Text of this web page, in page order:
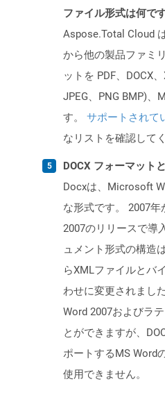
ファイル形式は何で
Aspose.Total Cloud
から他の製品ファミ
ットを PDF、DOCX、
JPEG、PNG BMP)、
す。 サポートされて
なリストを確認して
DOCX フォーマット
Docxは、Microsoft
な形式です。 2007
2007のリリースで導
ュメント形式の構造
らXMLファイルとバ
わせに変更されまし
Word 2007およびラ
とができますが、
ポートするMS Word
使用できません。